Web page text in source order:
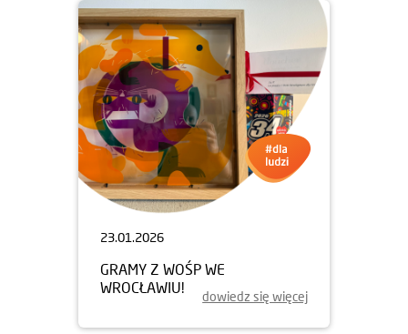
23.01.2026
GRAMY Z WOŚP WE
WROCŁAWIU!
dowiedz się więcej